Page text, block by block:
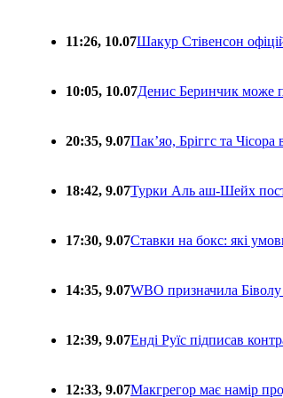
11:26, 10.07Шакур Стівенсон
10:05, 10.07Денис Беринчик може
20:35, 9.07Пакʼяо, Бріггс та Чісора
18:42, 9.07Турки Аль аш-Шейх
17:30, 9.07Ставки на бокс: які
14:35, 9.07WBO призначила
12:39, 9.07Енді Руїс підписав
12:33, 9.07Макгрегор має намір